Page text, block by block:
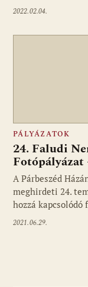
2022.02.04.
PÁLYÁZATOK
24. Faludi
A Párbeszéd
meghirdeti 24.
hozzá
2021.06.29.